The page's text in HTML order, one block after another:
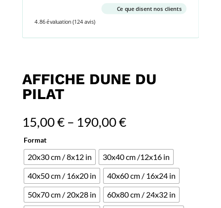
Ce que disent nos clients
4.86 évaluation (124 avis)
AFFICHE DUNE DU
PILAT
15,00€– 190,00€
Format
20x30 cm / 8x12 in
30x40 cm /12x16 in
40x50 cm / 16x20 in
40x60 cm / 16x24 in
50x70 cm / 20x28 in
60x80 cm / 24x32 in